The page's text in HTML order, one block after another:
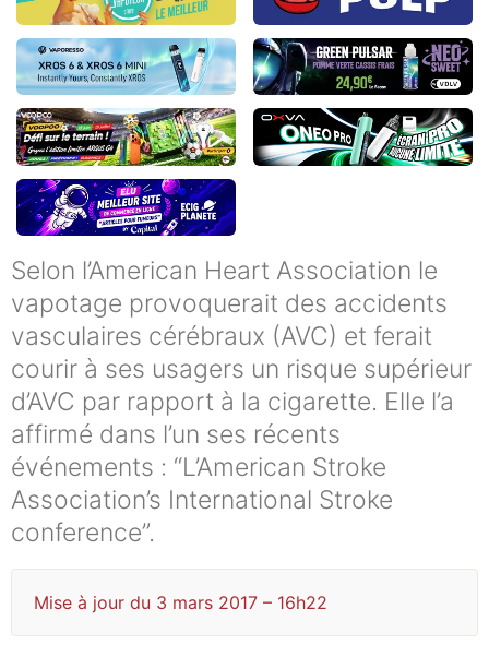
Selon l’American Heart Association le
vapotage provoquerait des accidents
vasculaires cérébraux (AVC) et ferait
courir à ses usagers un risque supérieur
d’AVC par rapport à la cigarette. Elle l’a
affirmé dans l’un ses récents
événements : “L’American Stroke
Association’s International Stroke
conference”.
Mise à jour du 3 mars 2017 – 16h22